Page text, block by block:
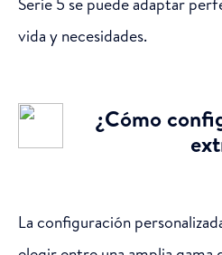
vida y necesidades.
¿Cómo
La configuración